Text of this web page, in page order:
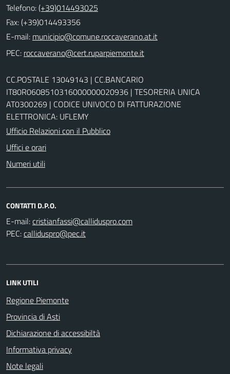
Telefono:(+39)014493025
Fax: (+39)014493356
E-mail:
PEC:
CC.POSTALE 13049143 | CC.BANCARIO
IT80R0608510316000000020936 | TESORERIA UNICA
AT0300269 | CODICE UNIVOCO DI FATTURAZIONE
ELETTRONICA: UFLEMY
Ufficio Relazioni con il Pubblico
Uffici e orari
Numeri utili
CONTATTI D.P.O.
E-mail:
PEC:
LINK UTILI
Regione Piemonte
Provincia di Asti
Dichiarazione di accessibiltà
Informativa privacy
Note legali